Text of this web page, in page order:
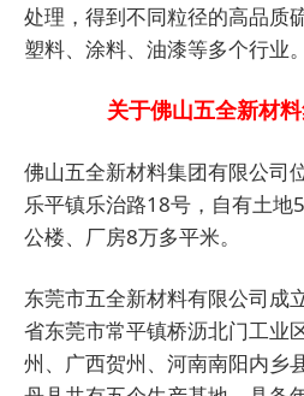
处理，得到不同粒径的高品质
塑料、涂料、油漆等多个行业。
关于佛山五全新材
佛山五全新材料集团有限公司
乐平镇乐治路18号，自有土地
公楼、厂房8万多平米。
东莞市五全新材料有限公司成
省东莞市常平镇桥沥北门工业
州、广西贺州、河南南阳内乡